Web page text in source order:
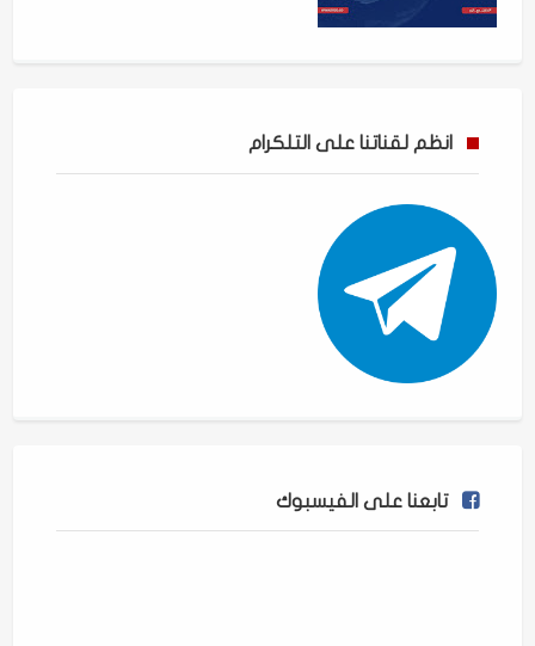
انظم لقناتنا على التلكرام
تابعنا على الفيسبوك